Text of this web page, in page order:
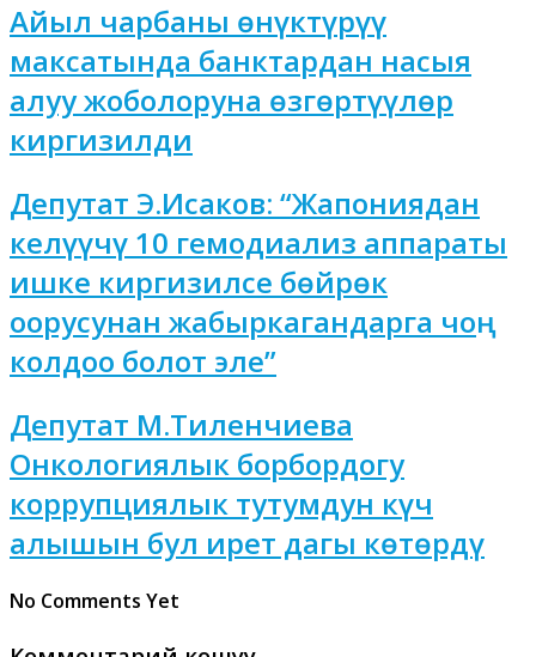
Айыл чарбаны өнүктүрүү
максатында банктардан насыя
алуу жоболоруна өзгөртүүлөр
киргизилди
Депутат Э.Исаков: “Жапониядан
келүүчү 10 гемодиализ аппараты
ишке киргизилсе бөйрөк
оорусунан жабыркагандарга чоң
колдоо болот эле”
Депутат М.Тиленчиева
Онкологиялык борбордогу
коррупциялык тутумдун күч
алышын бул ирет дагы көтөрдү
No Comments Yet